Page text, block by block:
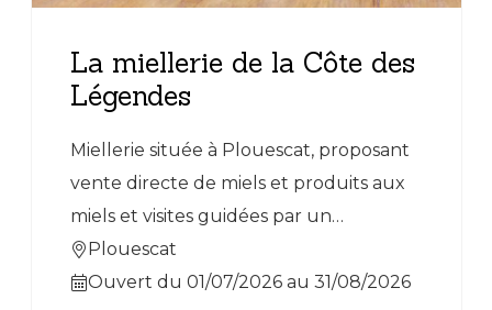
La miellerie de la Côte des
Légendes
Miellerie située à Plouescat, proposant
vente directe de miels et produits aux
miels et visites guidées par un
apiculteur en juillet et août.
Plouescat
Ouvert du 01/07/2026 au 31/08/2026